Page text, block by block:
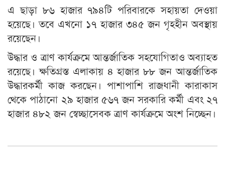
এ ছাড়া ৮৬ হাজার ৭৯৪টি পরিবারকে সহায়তা দেওয়া
হয়েছে। তবে এখনো ১৭ হাজার ৩৪৫ জন গৃহহীন অবস্থায়
রয়েছেন।
উদ্ধার ও ত্রাণ কার্যক্রমে আন্তর্জাতিক সহযোগিতাও অব্যাহত
রয়েছে। ক্ষতিগ্রস্ত এলাকায় ৪ হাজার ৮৮ জন আন্তর্জাতিক
উদ্ধারকর্মী কাজ করছেন। পাশাপাশি রাজধানী কারাকাস
থেকে পাঠানো ২৯ হাজার ৫৬৭ জন সরকারি কর্মী এবং ২৭
হাজার ৪৮২ জন স্বেচ্ছাসেবক ত্রাণ কার্যক্রমে অংশ নিচ্ছেন।